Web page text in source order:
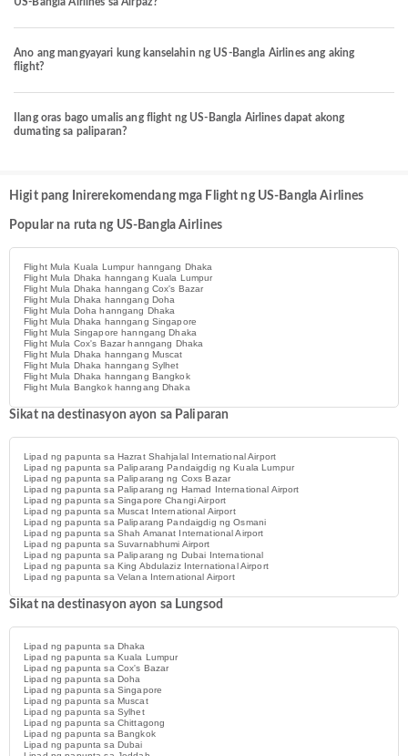
Ano ang mangyayari kung kanselahin ng US-Bangla Airlines ang aking
flight?
Ilang oras bago umalis ang flight ng US-Bangla Airlines dapat akong
dumating sa paliparan?
Higit pang Inirerekomendang mga Flight ng US-Bangla Airlines
Popular na ruta ng US-Bangla Airlines
Flight Mula Kuala Lumpur hanngang Dhaka
Flight Mula Dhaka hanngang Kuala Lumpur
Flight Mula Dhaka hanngang Cox's Bazar
Flight Mula Dhaka hanngang Doha
Flight Mula Doha hanngang Dhaka
Flight Mula Dhaka hanngang Singapore
Flight Mula Singapore hanngang Dhaka
Flight Mula Cox's Bazar hanngang Dhaka
Flight Mula Dhaka hanngang Muscat
Flight Mula Dhaka hanngang Sylhet
Flight Mula Dhaka hanngang Bangkok
Flight Mula Bangkok hanngang Dhaka
Sikat na destinasyon ayon sa Paliparan
Lipad ng papunta sa Hazrat Shahjalal International Airport
Lipad ng papunta sa Paliparang Pandaigdig ng Kuala Lumpur
Lipad ng papunta sa Paliparang ng Coxs Bazar
Lipad ng papunta sa Paliparang ng Hamad International Airport
Lipad ng papunta sa Singapore Changi Airport
Lipad ng papunta sa Muscat International Airport
Lipad ng papunta sa Paliparang Pandaigdig ng Osmani
Lipad ng papunta sa Shah Amanat International Airport
Lipad ng papunta sa Suvarnabhumi Airport
Lipad ng papunta sa Paliparang ng Dubai International
Lipad ng papunta sa King Abdulaziz International Airport
Lipad ng papunta sa Velana International Airport
Sikat na destinasyon ayon sa Lungsod
Lipad ng papunta sa Dhaka
Lipad ng papunta sa Kuala Lumpur
Lipad ng papunta sa Cox's Bazar
Lipad ng papunta sa Doha
Lipad ng papunta sa Singapore
Lipad ng papunta sa Muscat
Lipad ng papunta sa Sylhet
Lipad ng papunta sa Chittagong
Lipad ng papunta sa Bangkok
Lipad ng papunta sa Dubai